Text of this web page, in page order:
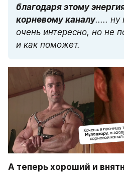
благодаря этому
корневому каналу..... ну
очень интересно, но не
и как поможет.
А теперь хороший и